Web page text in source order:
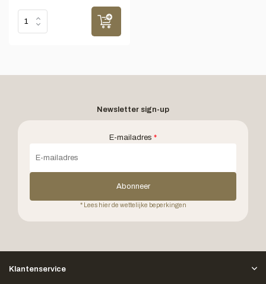
Newsletter sign-up
E-mailadres *
Abonneer
* Lees hier de wettelijke beperkingen
Klantenservice